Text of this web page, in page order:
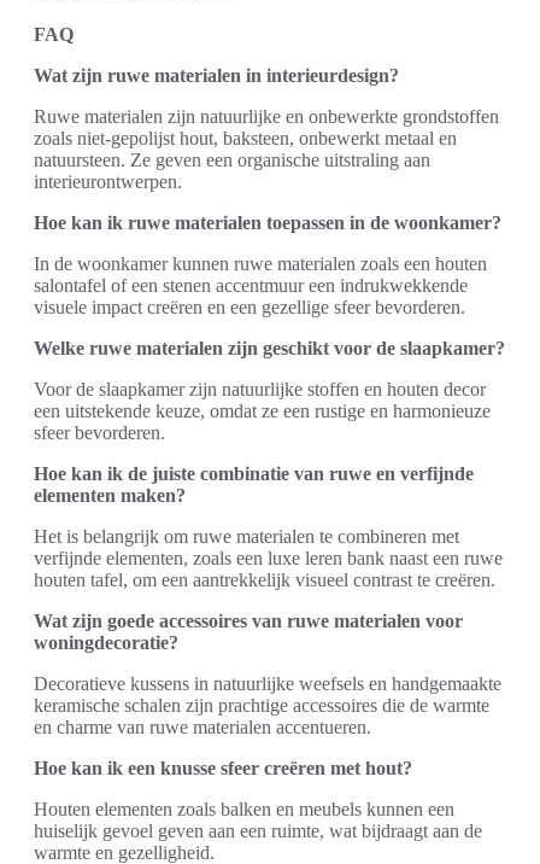
FAQ
Wat zijn ruwe materialen in interieurdesign?
Ruwe materialen zijn natuurlijke en onbewerkte grondstoffen
zoals niet-gepolijst hout, baksteen, onbewerkt metaal en
natuursteen. Ze geven een organische uitstraling aan
interieurontwerpen.
Hoe kan ik ruwe materialen toepassen in de woonkamer?
In de woonkamer kunnen ruwe materialen zoals een houten
salontafel of een stenen accentmuur een indrukwekkende
visuele impact creëren en een gezellige sfeer bevorderen.
Welke ruwe materialen zijn geschikt voor de slaapkamer?
Voor de slaapkamer zijn natuurlijke stoffen en houten decor
een uitstekende keuze, omdat ze een rustige en harmonieuze
sfeer bevorderen.
Hoe kan ik de juiste combinatie van ruwe en verfijnde
elementen maken?
Het is belangrijk om ruwe materialen te combineren met
verfijnde elementen, zoals een luxe leren bank naast een ruwe
houten tafel, om een aantrekkelijk visueel contrast te creëren.
Wat zijn goede accessoires van ruwe materialen voor
woningdecoratie?
Decoratieve kussens in natuurlijke weefsels en handgemaakte
keramische schalen zijn prachtige accessoires die de warmte
en charme van ruwe materialen accentueren.
Hoe kan ik een knusse sfeer creëren met hout?
Houten elementen zoals balken en meubels kunnen een
huiselijk gevoel geven aan een ruimte, wat bijdraagt aan de
warmte en gezelligheid.